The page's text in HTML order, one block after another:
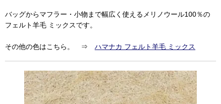
バッグからマフラー・小物まで幅広く使えるメリノウール100％の
フェルト羊毛 ミックスです。
その他の色はこちら。 ⇒ ハマナカ フェルト羊毛 ミックス